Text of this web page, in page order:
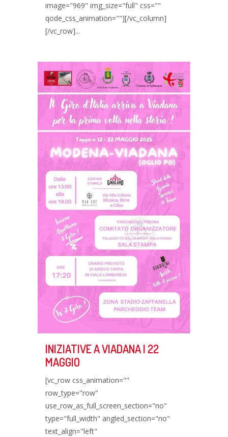
image="969" img_size="full" css=""
qode_css_animation=""][/vc_column]
[/vc_row]...
INIZIATIVE A VIADANA | 22
MAGGIO
[vc_row css_animation=""
row_type="row"
use_row_as_full_screen_section="no"
type="full_width" angled_section="no"
text_align="left"